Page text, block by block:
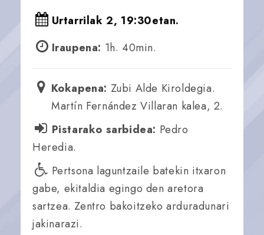
Urtarrilak 2, 19:30etan.
Iraupena: 1h. 40min.
Kokapena: Zubi Alde Kiroldegia.
Martín Fernández Villaran kalea, 2.
Pistarako sarbidea: Pedro
Heredia.
Pertsona laguntzaile batekin itxaron
gabe, ekitaldia egingo den aretora
sartzea. Zentro bakoitzeko arduradunari
jakinarazi.